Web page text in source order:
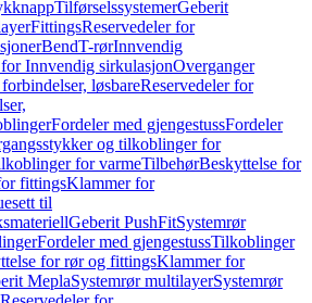
TilførselssystemerGeberit
FittingsReservedeler for
BendT-rørInnvendig
Innvendig sirkulasjonOverganger
løsbareReservedeler for
Fordeler med gjengestussFordeler
og tilkoblinger for
for varmeTilbehørBeskyttelse for
fittingsKlammer for
til
Geberit PushFitSystemrør
Fordeler med gjengestussTilkoblinger
for rør og fittingsKlammer for
MeplaSystemrør multilayerSystemrør